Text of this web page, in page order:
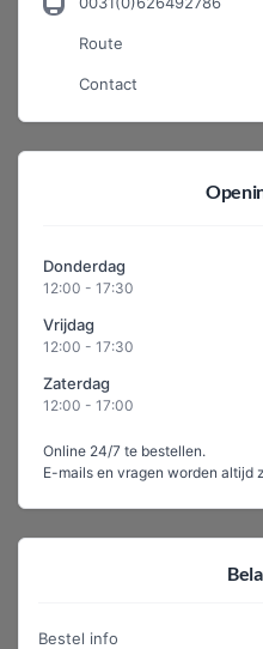
Route
Contact
Donderdag
12:00 - 17:30
Vrijdag
12:00 - 17:30
Zaterdag
12:00 - 17:00
Online 24/7 te bestellen.
E-mails en vragen worden altijd
Bestel info